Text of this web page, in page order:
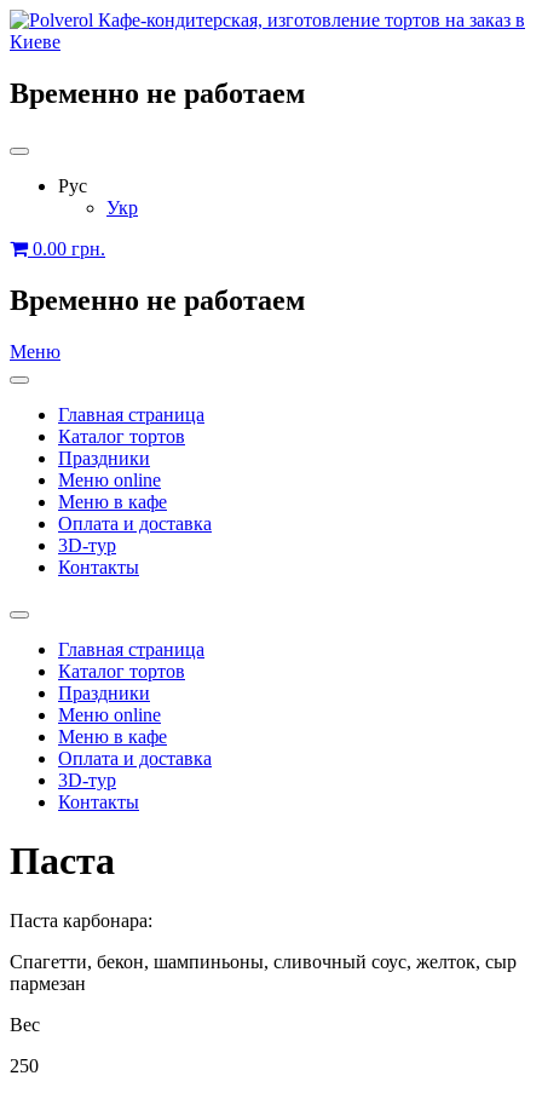
Временно не работаем
Рус
Укр
0.00 грн.
Временно не работаем
Меню
Главная страница
Каталог тортов
Праздники
Меню online
Меню в кафе
Оплата и доставка
3D-тур
Контакты
Главная страница
Каталог тортов
Праздники
Меню online
Меню в кафе
Оплата и доставка
3D-тур
Контакты
Паста
Паста карбонара:
Спагетти, бекон, шампиньоны, сливочный соус, желток, сыр
пармезан
Вес
250